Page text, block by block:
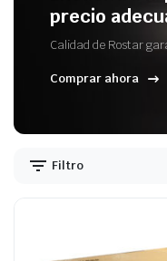
precio
Calidad de Rostar
Comprar ahora
Filtro